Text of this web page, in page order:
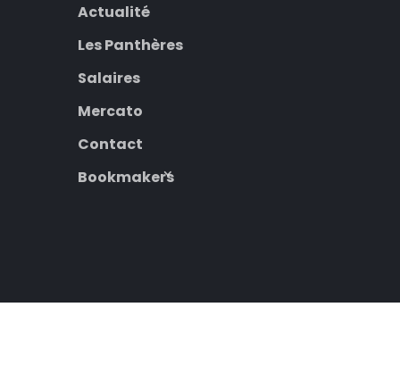
Actualité
Les Panthères
Salaires
Mercato
Contact
Bookmakers